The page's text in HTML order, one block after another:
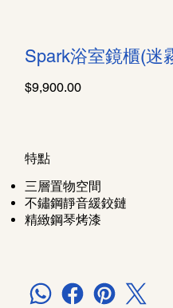
Spark浴室鏡櫃(迷
價
格
$9,900.00
特點
三層置物空間
不鏽鋼靜音緩鉸鏈
精緻鋼琴烤漆